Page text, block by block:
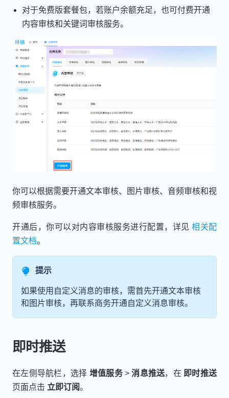
对于免费版套餐包，若账户余额充足，也可付费开通
内容审核和关键词审核服务。
你可以根据需要开通文本审核、图片审核、音频审核和视
频审核服务。
开通后，你可以对内容审核服务进行配置，详见 相关配
置文档。
提示
如果使用自定义消息的审核，需首先开通文本审核
和图片审核，再联系商务开通自定义消息审核。
即时推送
在左侧导航栏，选择 增值服务>消息推送，在 即时推送
页面点击 立即订阅。